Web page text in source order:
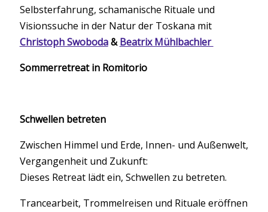
Selbsterfahrung, schamanische Rituale und
Visionssuche in der Natur der Toskana mit
Christoph Swoboda&Beatrix Mühlbachler
Sommerretreat in Romitorio
Schwellen betreten
Zwischen Himmel und Erde, Innen- und Außenwelt,
Vergangenheit und Zukunft:
Dieses Retreat lädt ein, Schwellen zu betreten.
Trancearbeit, Trommelreisen und Rituale eröffnen